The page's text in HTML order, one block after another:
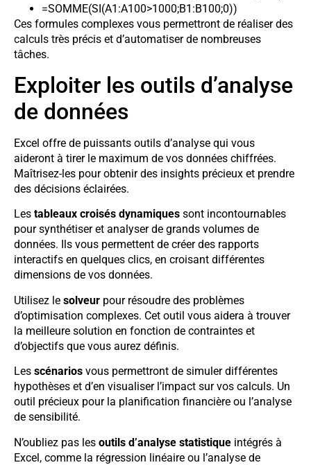
=SOMME(SI(A1:A100>1000;B1:B100;0))
Ces formules complexes vous permettront de réaliser des
calculs très précis et d’automatiser de nombreuses
tâches.
Exploiter les outils d’analyse
de données
Excel offre de puissants outils d’analyse qui vous
aideront à tirer le maximum de vos données chiffrées.
Maîtrisez-les pour obtenir des insights précieux et prendre
des décisions éclairées.
Les tableaux croisés dynamiques sont incontournables
pour synthétiser et analyser de grands volumes de
données. Ils vous permettent de créer des rapports
interactifs en quelques clics, en croisant différentes
dimensions de vos données.
Utilisez le solveur pour résoudre des problèmes
d’optimisation complexes. Cet outil vous aidera à trouver
la meilleure solution en fonction de contraintes et
d’objectifs que vous aurez définis.
Les scénarios vous permettront de simuler différentes
hypothèses et d’en visualiser l’impact sur vos calculs. Un
outil précieux pour la planification financière ou l’analyse
de sensibilité.
N’oubliez pas les outils d’analyse statistique intégrés à
Excel, comme la régression linéaire ou l’analyse de